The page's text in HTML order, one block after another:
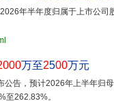
年半年度归属于上市公
万至2500万元
公告，预计2026年上半年归
至262.83%。